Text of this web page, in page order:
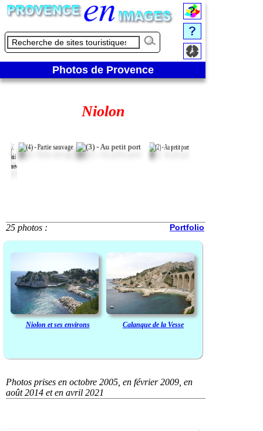
Photos de Provence
Niolon
25 photos : Portfolio
Niolon et ses environs Calanque de la Vesse
Photos prises en octobre 2005, en février 2009, en
août 2014 et en avril 2021